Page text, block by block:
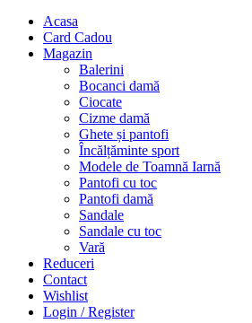
Acasa
Card Cadou
Magazin
Balerini
Bocanci damă
Ciocate
Cizme damă
Ghete și pantofi
Încălțăminte sport
Modele de Toamnă Iarnă
Pantofi cu toc
Pantofi damă
Sandale
Sandale cu toc
Vară
Reduceri
Contact
Wishlist
Login / Register